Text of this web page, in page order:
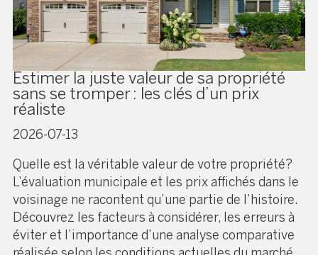
Estimer la juste valeur de sa propriété
sans se tromper : les clés d’un prix
réaliste
2026-07-13
Quelle est la véritable valeur de votre propriété?
L’évaluation municipale et les prix affichés dans le
voisinage ne racontent qu’une partie de l’histoire.
Découvrez les facteurs à considérer, les erreurs à
éviter et l’importance d’une analyse comparative